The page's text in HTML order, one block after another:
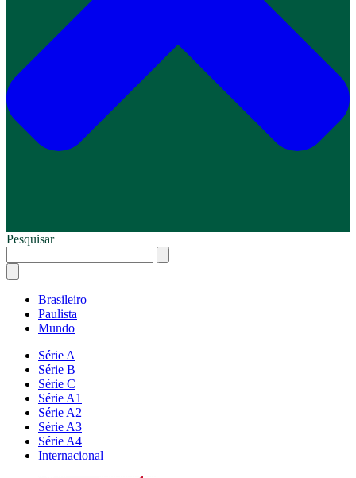
Pesquisar
Brasileiro
Paulista
Mundo
Série A
Série B
Série C
Série A1
Série A2
Série A3
Série A4
Internacional